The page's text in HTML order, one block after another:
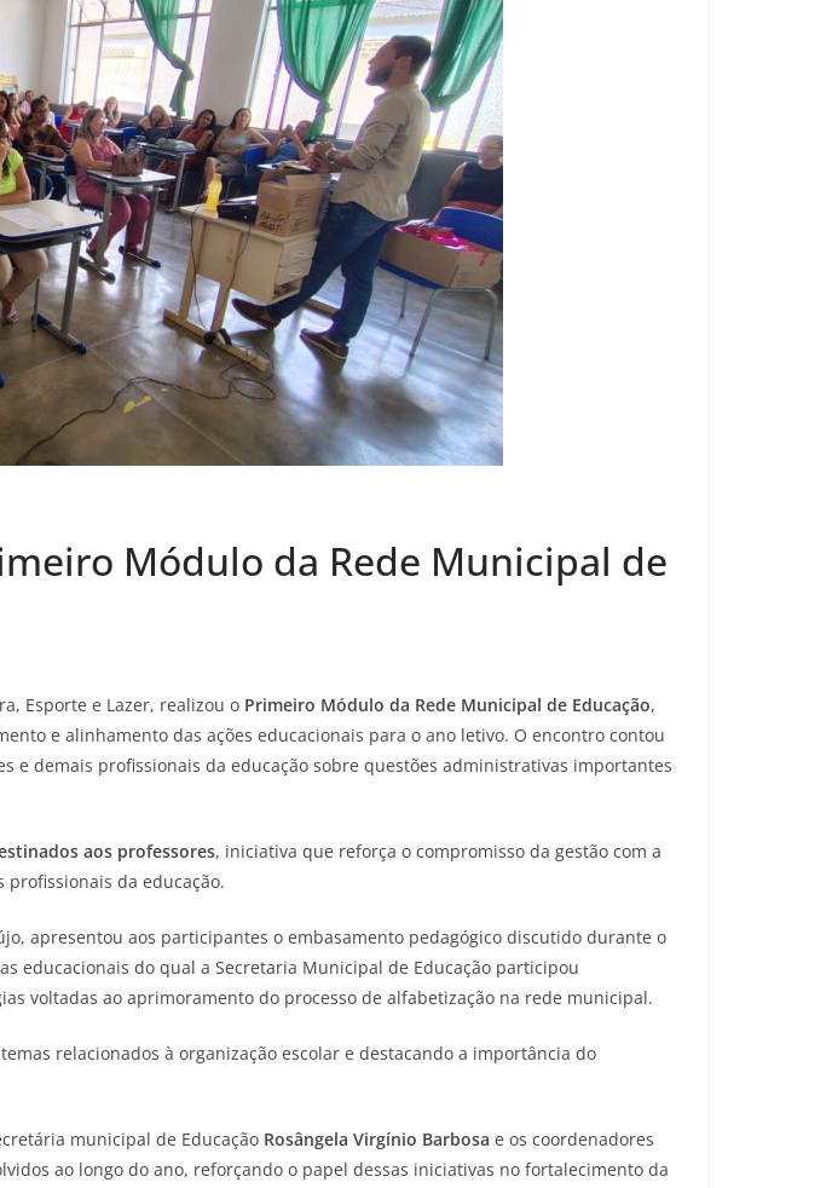
Módulo da Rede Municipal de
Esporte e Lazer, realizou o Primeiro Módulo da Rede Municipal de Educação,
e alinhamento das ações educacionais para o ano letivo. O encontro contou
e demais profissionais da educação sobre questões administrativas importantes
aos professores, iniciativa que reforça o compromisso da gestão com a
da educação.
apresentou aos participantes o embasamento pedagógico discutido durante o
educacionais do qual a Secretaria Municipal de Educação participou
voltadas ao aprimoramento do processo de alfabetização na rede municipal.
relacionados à organização escolar e destacando a importância do
municipal de Educação Rosângela Virgínio Barbosa e os coordenadores
ao longo do ano, reforçando o papel dessas iniciativas no fortalecimento da